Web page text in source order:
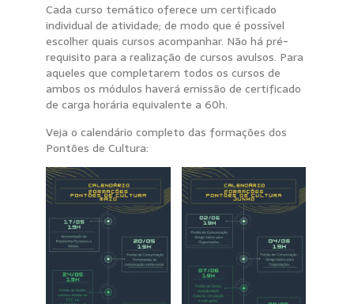
Cada curso temático oferece um certificado
individual de atividade; de modo que é possível
escolher quais cursos acompanhar. Não há pré-
requisito para a realização de cursos avulsos. Para
aqueles que completarem todos os cursos de
ambos os módulos haverá emissão de certificado
de carga horária equivalente a 60h.
Veja o calendário completo das formações dos
Pontões de Cultura: